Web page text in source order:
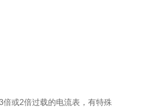
或2倍过载的电流表，有特殊